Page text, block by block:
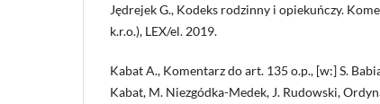
Jędrejek G., Kodeks rodzinny i opiekuńczy.
k.r.o.), LEX/el. 2019.
Kabat A., Komentarz do art. 135 o.p., [w:] S.
Kabat, M. Niezgódka-Medek, J. Rudowski,